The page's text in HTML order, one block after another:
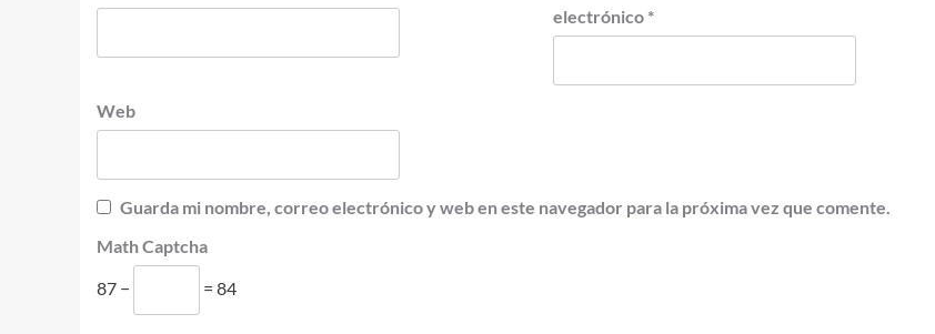
electrónico *
Web
Guarda mi nombre, correo electrónico y web en este navegador para la próxima vez que comente.
Math Captcha
87 −
= 84